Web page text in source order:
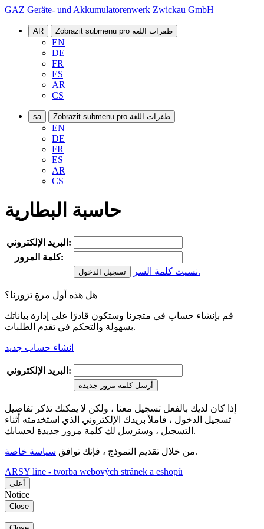
GAZ Geräte- und Akkumulatorenwerk Zwickau GmbH
AR Zobrazit submenu pro طفرات اللغة
EN
DE
FR
ES
AR
CS
sa Zobrazit submenu pro طفرات اللغة
EN
DE
FR
ES
AR
CS
حاسبة البطارية
البريد الإلكتروني:
كلمة المرور:
نسيت كلمة السر.
هل هذه أول مرةٍ تزورنا؟
قم بإنشاء حساب في متجرنا وستكون قادرًا على إدارة بياناتك
بسهولة والتحكم في تقدم الطلبات.
انشاء حساب جديد
البريد الإلكتروني:
أرسل كلمة مرور جديدة
إذا كان لديك بالفعل تسجيل معنا ، ولكن لا يمكنك تذكر تفاصيل
تسجيل الدخول ، فاملأ بريدك الإلكتروني الذي استخدمته أثناء
التسجيل ، وسنرسل لك كلمة مرور جديدة لحسابك.
من خلال تقديم النموذج ، فإنك توافق سياسة خاصة
.
ARSY line - tvorba webových stránek a eshopů
أعلى
Notice
Close